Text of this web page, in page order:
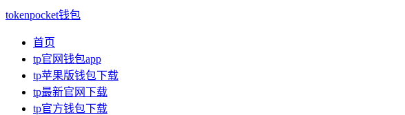
tokenpocket钱包
首页
tp官网钱包app
tp苹果版钱包下载
tp最新官网下载
tp官方钱包下载